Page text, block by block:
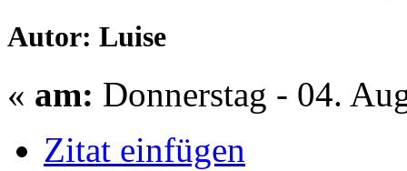
Autor: Luise
« am: Donnerstag - 04.
Zitat einfügen